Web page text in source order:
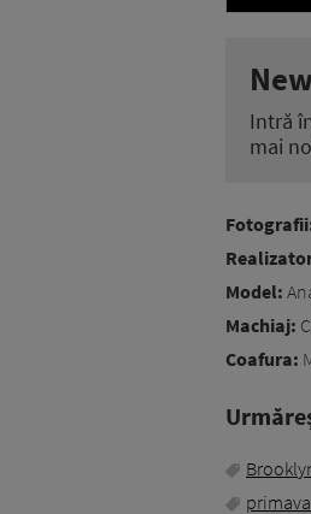
Intră
mai
Model:
Machiaj:
Coafura: